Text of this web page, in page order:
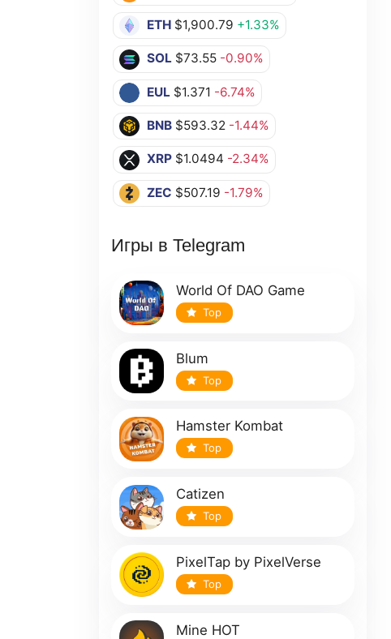
ETH $1,900.79 +1.33%
SOL $73.55 -0.90%
EUL $1.371 -6.74%
BNB $593.32 -1.44%
XRP $1.0494 -2.34%
ZEC $507.19 -1.79%
Игры в Telegram
World Of DAO Game
Top
Blum
Top
Hamster Kombat
Top
Catizen
Top
PixelTap by PixelVerse
Top
Mine HOT